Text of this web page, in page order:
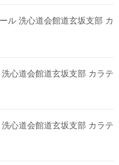
ル 洗心道会館道玄坂支部 カ
心道会館道玄坂支部 カラテ
心道会館道玄坂支部 カラテ